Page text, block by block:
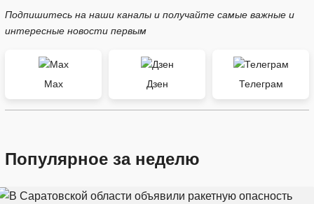
Подпишитесь на наши каналы и получайте самые важные и
интересные новости первым
Max Дзен Телеграм
Популярное за неделю